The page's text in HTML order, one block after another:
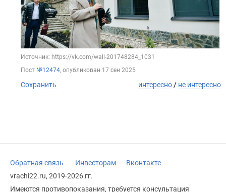
Источник: https://vk.com/wall-201748284_1031
Пост №12474, опубликован 17 сен 2025
Сохранить интересно / не интересно
Обратная связь Инвесторам
Вконтакте
vrachi22.ru, 2019-2026 гг.
Имеются противопоказания, требуется консультация